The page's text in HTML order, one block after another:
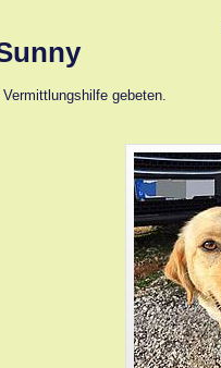
gebeten.